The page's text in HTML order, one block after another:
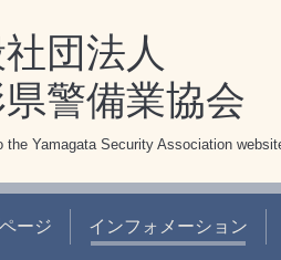
団法人
警備業協会
the Yamagata Security Association
ージ インフォメーション